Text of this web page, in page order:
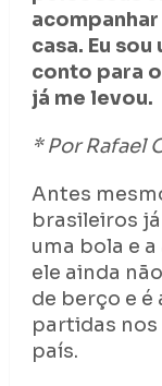
casa. Eu
conto para
já me levou.
* Por Rafael
Antes
brasileiros
uma bola e
ele ainda
de berço e
partidas
país.